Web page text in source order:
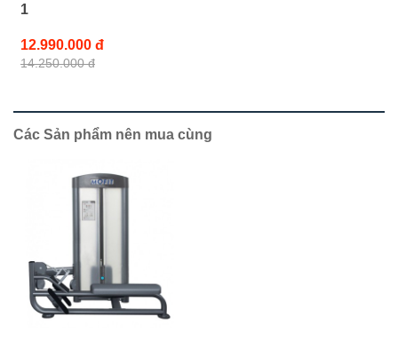
1
12.990.000 đ
14.250.000 đ
Các Sản phẩm nên mua cùng